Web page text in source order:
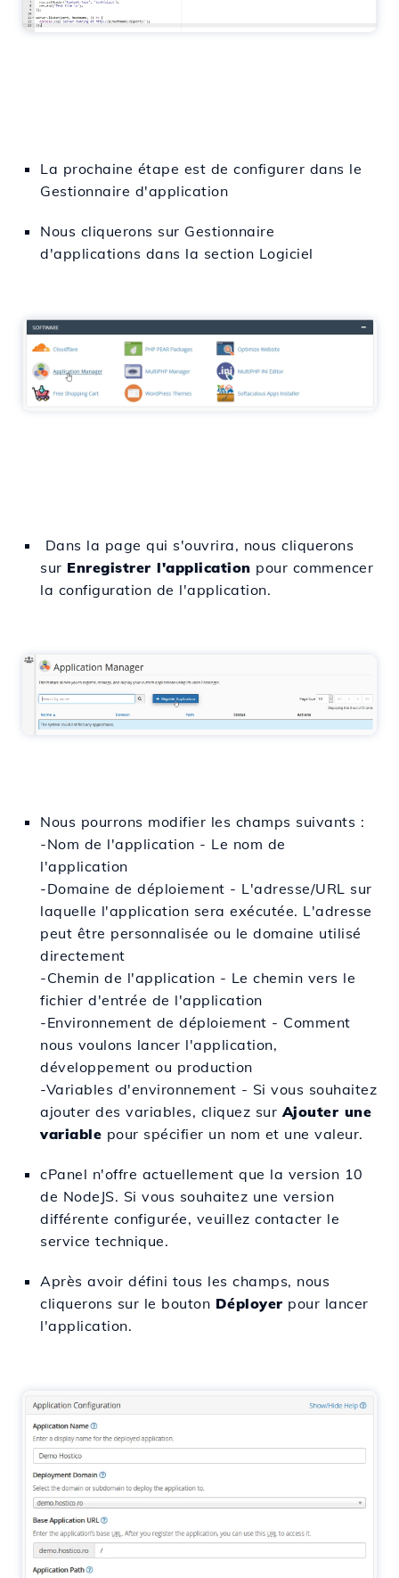
La prochaine étape est de configurer dans le
Gestionnaire d'application
Nous cliquerons sur Gestionnaire
d'applications dans la section Logiciel
Dans la page qui s'ouvrira, nous cliquerons
sur Enregistrer l'application pour commencer
la configuration de l'application.
Nous pourrons modifier les champs suivants :
-Nom de l'application - Le nom de
l'application
-Domaine de déploiement - L'adresse/URL sur
laquelle l'application sera exécutée. L'adresse
peut être personnalisée ou le domaine utilisé
directement
-Chemin de l'application - Le chemin vers le
fichier d'entrée de l'application
-Environnement de déploiement - Comment
nous voulons lancer l'application,
développement ou production
-Variables d'environnement - Si vous souhaitez
ajouter des variables, cliquez sur Ajouter une
variable pour spécifier un nom et une valeur.
cPanel n'offre actuellement que la version 10
de NodeJS. Si vous souhaitez une version
différente configurée, veuillez contacter le
service technique.
Après avoir défini tous les champs, nous
cliquerons sur le bouton Déployer pour lancer
l'application.